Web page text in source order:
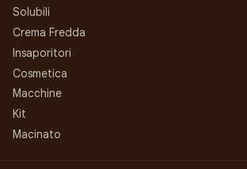
Solubili
Crema Fredda
Insaporitori
Cosmetica
Macchine
Kit
Macinato